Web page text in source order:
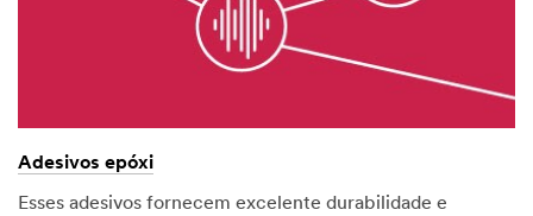
Adesivos epóxi
Esses adesivos fornecem excelente durabilidade e